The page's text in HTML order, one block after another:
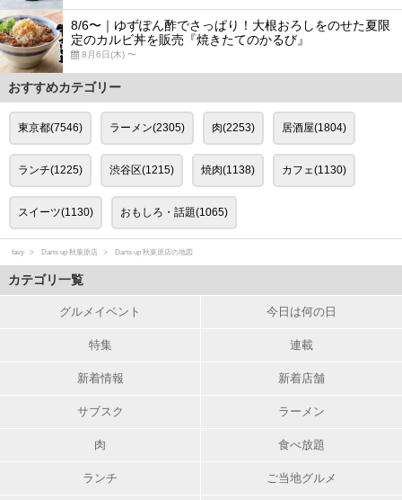
8/6〜｜ゆずぽん酢でさっぱり！大根おろしをのせた夏限
定のカルビ丼を販売『焼きたてのかるび』
8月6日(木) 〜
おすすめカテゴリー
東京都(7546) ラーメン(2305) 肉(2253) 居酒屋(1804)
ランチ(1225) 渋谷区(1215) 焼肉(1138) カフェ(1130)
スイーツ(1130) おもしろ・話題(1065)
favy Darts up 秋葉原店 Darts up 秋葉原店の地図
カテゴリ一覧
グルメイベント 今日は何の日
特集 連載
新着情報 新着店舗
サブスク ラーメン
肉 食べ放題
ランチ ご当地グルメ